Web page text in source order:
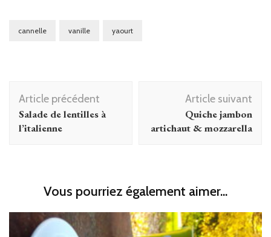
cannelle vanille yaourt
Navigation
d'article
Article précédent
Salade de lentilles à
l’italienne
Article suivant
Quiche jambon
artichaut & mozzarella
Vous pourriez également aimer...